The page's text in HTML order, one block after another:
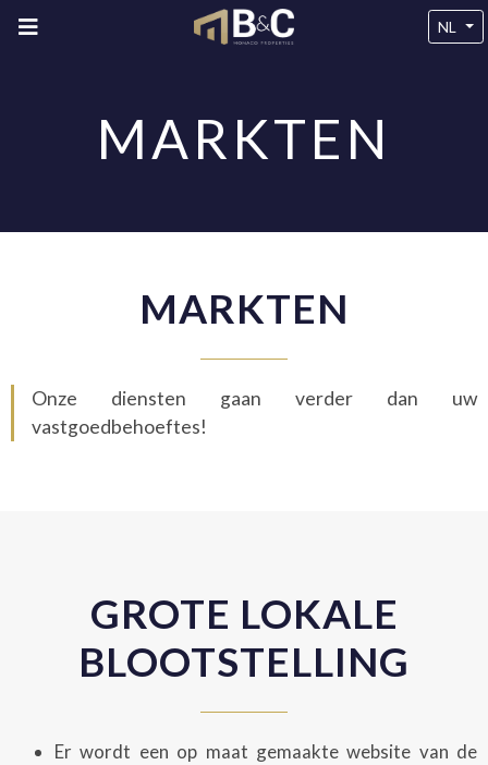
NL
MARKTEN
MARKTEN
Onze diensten gaan verder dan uw
vastgoedbehoeftes!
GROTE LOKALE
BLOOTSTELLING
Er wordt een op maat gemaakte website van de